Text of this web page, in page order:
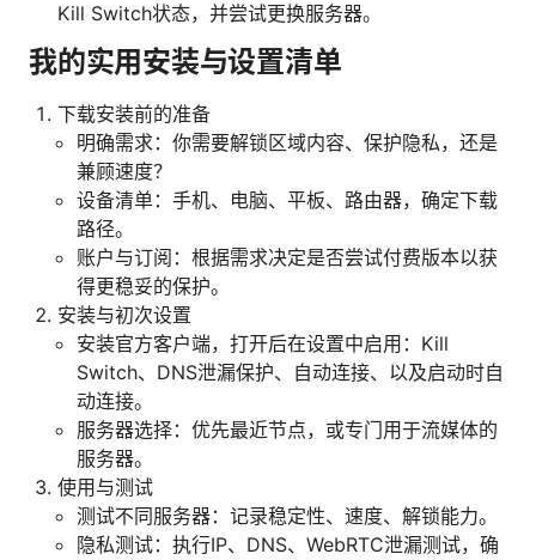
Kill Switch状态，并尝试更换服务器。
我的实用安装与设置清单
下载安装前的准备
明确需求：你需要解锁区域内容、保护隐私，还是
兼顾速度？
设备清单：手机、电脑、平板、路由器，确定下载
路径。
账户与订阅：根据需求决定是否尝试付费版本以获
得更稳妥的保护。
安装与初次设置
安装官方客户端，打开后在设置中启用：Kill
Switch、DNS泄漏保护、自动连接、以及启动时自
动连接。
服务器选择：优先最近节点，或专门用于流媒体的
服务器。
使用与测试
测试不同服务器：记录稳定性、速度、解锁能力。
隐私测试：执行IP、DNS、WebRTC泄漏测试，确